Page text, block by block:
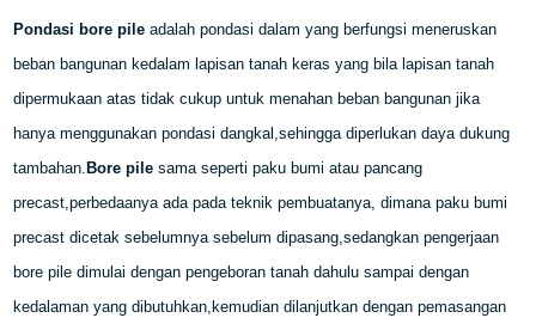
Pondasi bore pile adalah pondasi dalam yang berfungsi meneruskan
beban bangunan kedalam lapisan tanah keras yang bila lapisan tanah
dipermukaan atas tidak cukup untuk menahan beban bangunan jika
hanya menggunakan pondasi dangkal,sehingga diperlukan daya dukung
tambahan. Bore pile sama seperti paku bumi atau pancang
precast,perbedaanya ada pada teknik pembuatanya, dimana paku bumi
precast dicetak sebelumnya sebelum dipasang,sedangkan pengerjaan
bore pile dimulai dengan pengeboran tanah dahulu sampai dengan
kedalaman yang dibutuhkan,kemudian dilanjutkan dengan pemasangan